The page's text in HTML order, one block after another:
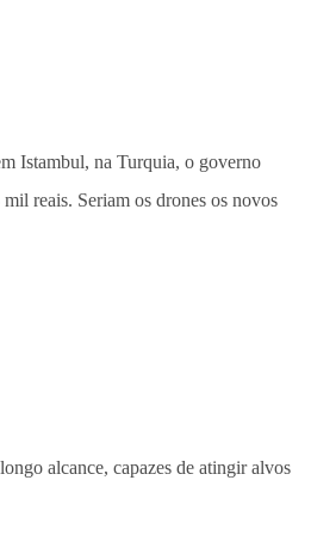
Istambul, na Turquia, o governo
reais. Seriam os drones os novos
alcance, capazes de atingir alvos